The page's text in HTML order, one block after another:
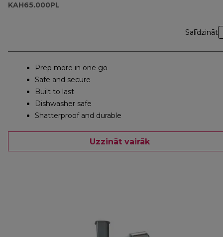
KAH65.000PL
Salīdzināt
Prep more in one go
Safe and secure
Built to last
Dishwasher safe
Shatterproof and durable
Uzzināt vairāk